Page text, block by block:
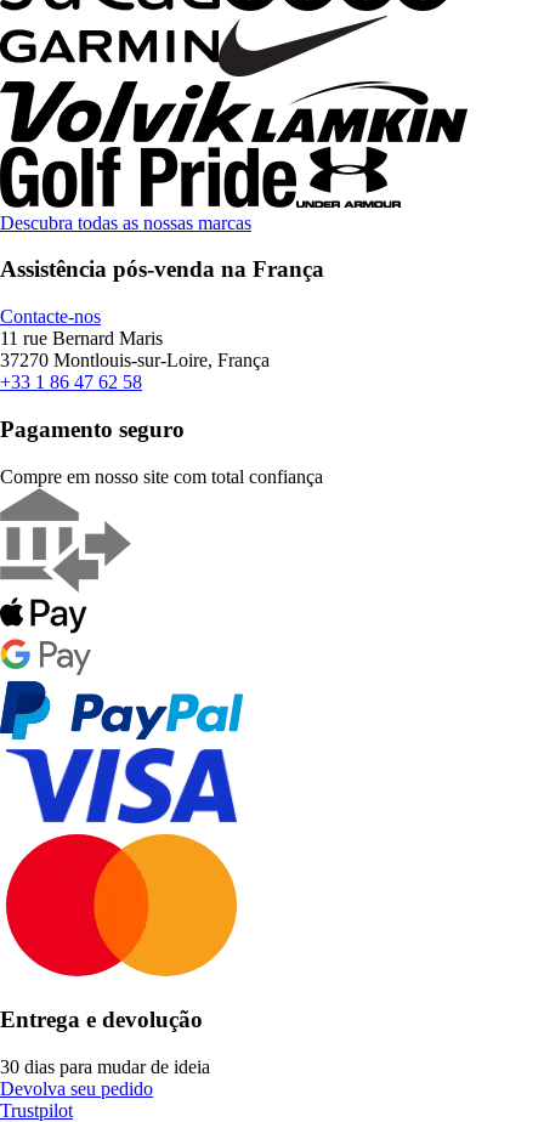
Descubra todas as nossas marcas
Assistência pós-venda na França
Contacte-nos
11 rue Bernard Maris
37270 Montlouis-sur-Loire, França
+33 1 86 47 62 58
Pagamento seguro
Compre em nosso site com total confiança
Entrega e devolução
30 dias para mudar de ideia
Devolva seu pedido
Trustpilot